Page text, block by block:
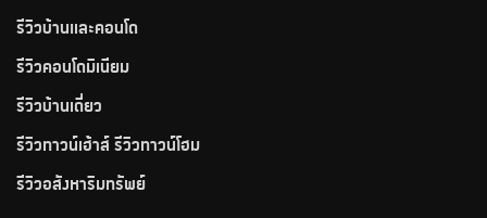
รีวิวบ้านและคอนโด
รีวิวคอนโดมิเนียม
รีวิวบ้านเดี่ยว
รีวิวทาวน์เฮ้าส์ รีวิวทาวน์โฮม
รีวิวอสังหาริมทรัพย์